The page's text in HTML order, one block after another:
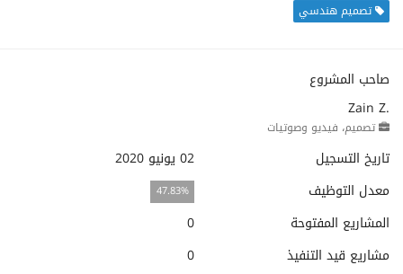
تصميم هندسي
صاحب المشروع
Zain Z.
تصميم، فيديو وصوتيات
تاريخ التسجيل
02 يونيو 2020
معدل التوظيف
47.83%
المشاريع المفتوحة
0
مشاريع قيد التنفيذ
0